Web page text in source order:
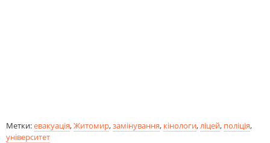
Метки:евакуація,Житомир,замінування, кінологи,ліцей, поліція,
університет